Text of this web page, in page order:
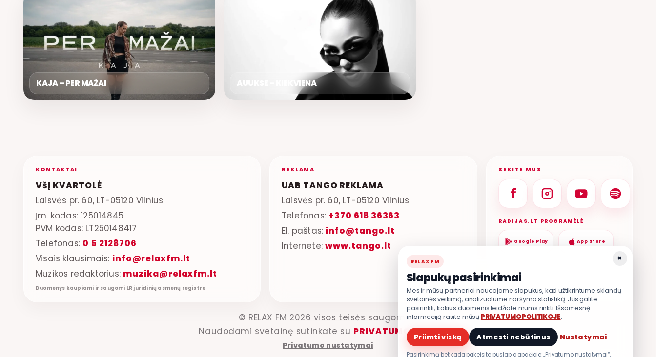
KAJA – PER MAŽAI AUUKSE – KIEKVIENA
KONTAKTAI
VšĮ KVARTOLĖ
Laisvės pr. 60, LT-05120 Vilnius
Įm. kodas: 125014845
PVM kodas: LT250148417
Telefonas: 0 5 2128706
Visais klausimais: info@relaxfm.lt
Muzikos redaktorius: muzika@relaxfm.lt
Duomenys kaupiami ir saugomi LR juridinių asmenų registre
REKLAMA
UAB TANGO REKLAMA
Laisvės pr. 60, LT-05120 Vilnius
Telefonas: +370 618 36363
El. paštas: info@tango.lt
Internete:www.tango.lt
SEKITE MUS
RADIJAS.LT PROGRAMĖLĖ
Google Play App Store
© RELAX FM 2026 visos teisės saugomos.
Naudodami svetainę sutinkate su PRIVATUMO POLITIKA.
Privatumo nustatymai
×
RELAX FM
Slapukų pasirinkimai
Mes ir mūsų partneriai naudojame slapukus, kad užtikrintume sklandų
svetainės veikimą, analizuotume naršymo statistiką. Jūs galite
pasirinkti, kokius duomenis leidžiate mums rinkti. Išsamesnę
informaciją rasite mūsų PRIVATUMO POLITIKOJE.
Priimti viską Atmesti nebūtinus Nustatymai
Pasirinkimą bet kada pakeisite puslapio apačioje: „Privatumo nustatymai“.